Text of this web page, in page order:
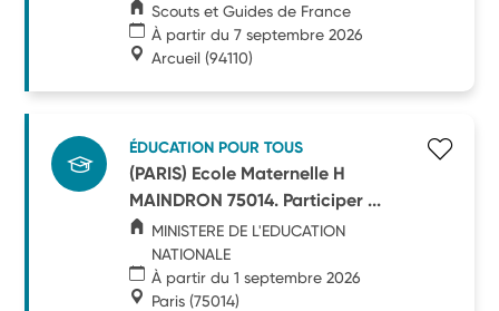
Scouts et Guides de France
À partir du 7 septembre 2026
Arcueil (94110)
ÉDUCATION POUR TOUS
(PARIS) Ecole Maternelle H
MAINDRON 75014. Participer ...
MINISTERE DE L'EDUCATION
NATIONALE
À partir du 1 septembre 2026
Paris (75014)